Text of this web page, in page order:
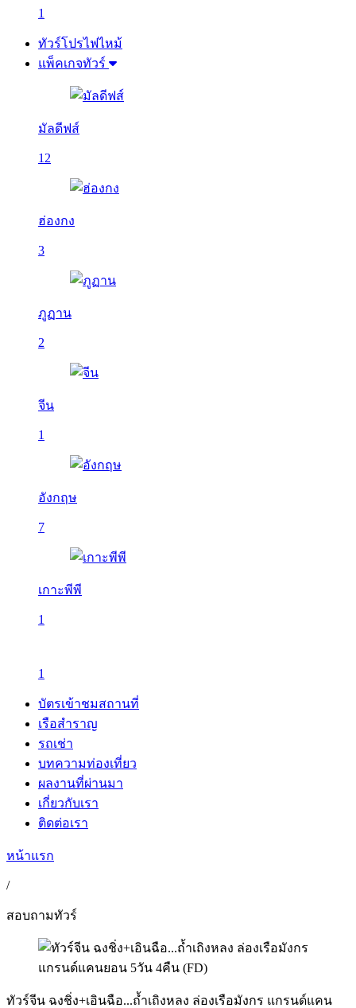
1
ทัวร์โปรไฟไหม้
แพ็คเกจทัวร์
มัลดีฟส์
12
ฮ่องกง
3
ภูฏาน
2
จีน
1
อังกฤษ
7
เกาะพีพี
1
1
บัตรเข้าชมสถานที่
เรือสำราญ
รถเช่า
บทความท่องเที่ยว
ผลงานที่ผ่านมา
เกี่ยวกับเรา
ติดต่อเรา
หน้าแรก
/
สอบถามทัวร์
ทัวร์จีน ฉงชิ่ง+เอินฉือ...ถ้ำเถิงหลง ล่องเรือมังกร แกรนด์แคน